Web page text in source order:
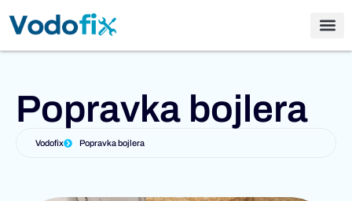
Vodofix Popravka bojlera
Popravka bojlera